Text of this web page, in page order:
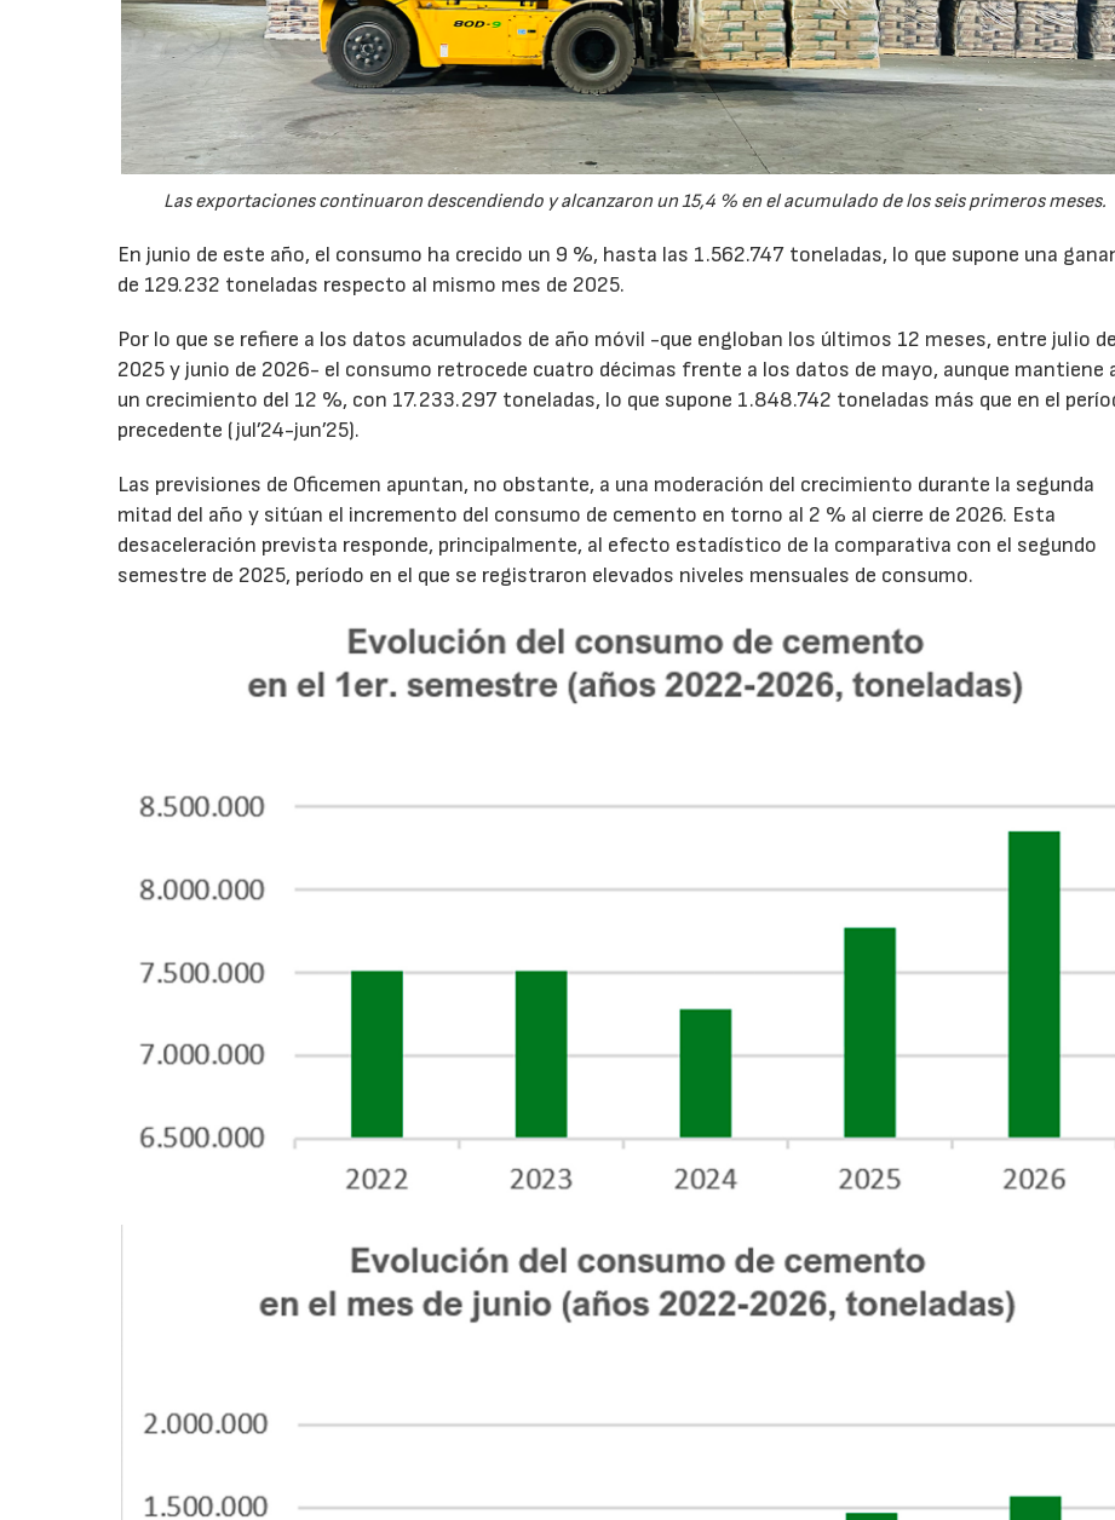
Las exportaciones continuaron descendiendo y alcanzaron un 15,4 % en el acumulado de los seis primeros meses.
En junio de este año, el consumo ha crecido un 9 %, hasta las 1.562.747 toneladas, lo que supone una
de 129.232 toneladas respecto al mismo mes de 2025.
Por lo que se refiere a los datos acumulados de año móvil -que engloban los últimos 12 meses, entre julio de
2025 y junio de 2026- el consumo retrocede cuatro décimas frente a los datos de mayo, aunque mantiene
un crecimiento del 12 %, con 17.233.297 toneladas, lo que supone 1.848.742 toneladas más que en el
precedente (jul’24-jun’25).
Las previsiones de Oficemen apuntan, no obstante, a una moderación del crecimiento durante la segunda
mitad del año y sitúan el incremento del consumo de cemento en torno al 2 % al cierre de 2026. Esta
desaceleración prevista responde, principalmente, al efecto estadístico de la comparativa con el segundo
semestre de 2025, período en el que se registraron elevados niveles mensuales de consumo.